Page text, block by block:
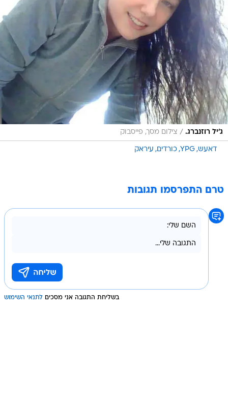
ג'יל רוזנברג. / צילום מסך, פייסבוק
דאעש YPG כורדים עיראק
טרם התפרסמו תגובות
בשליחת התגובה אני מסכים לתנאי השימוש